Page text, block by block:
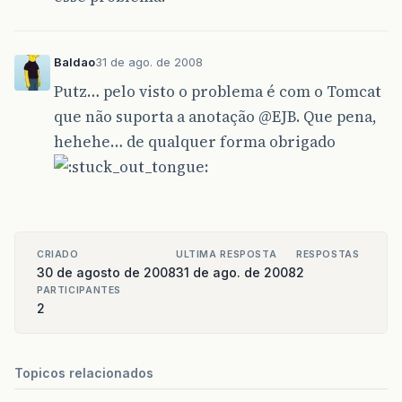
Baldao31 de ago. de 2008
Putz… pelo visto o problema é com o Tomcat
que não suporta a anotação @EJB. Que pena,
hehehe… de qualquer forma obrigado
CRIADO
30 de agosto de 2008
ULTIMA RESPOSTA
31 de ago. de 2008
RESPOSTAS
2
PARTICIPANTES
2
Topicos relacionados